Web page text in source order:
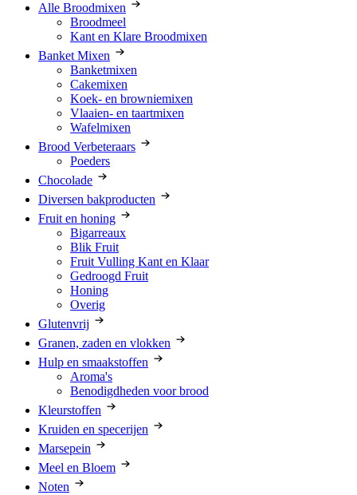
Alle Broodmixen
Broodmeel
Kant en Klare Broodmixen
Banket Mixen
Banketmixen
Cakemixen
Koek- en browniemixen
Vlaaien- en taartmixen
Wafelmixen
Brood Verbeteraars
Poeders
Chocolade
Diversen bakproducten
Fruit en honing
Bigarreaux
Blik Fruit
Fruit Vulling Kant en Klaar
Gedroogd Fruit
Honing
Overig
Glutenvrij
Granen, zaden en vlokken
Hulp en smaakstoffen
Aroma's
Benodigdheden voor brood
Kleurstoffen
Kruiden en specerijen
Marsepein
Meel en Bloem
Noten